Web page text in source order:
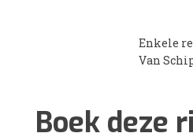
Enkele
Van
Boek deze